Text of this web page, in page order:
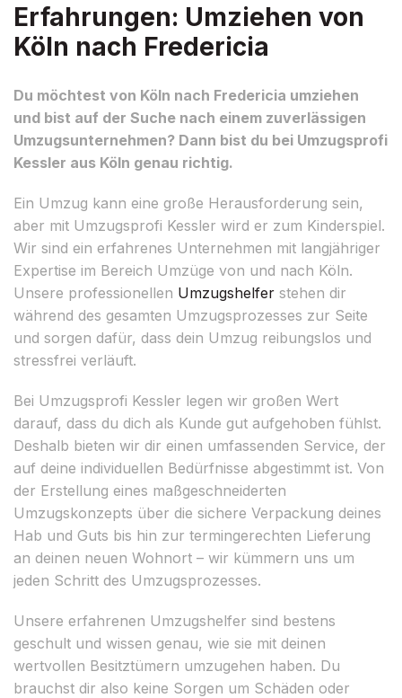
Erfahrungen: Umziehen von
Köln nach Fredericia
Du möchtest von Köln nach Fredericia umziehen
und bist auf der Suche nach einem zuverlässigen
Umzugsunternehmen? Dann bist du bei Umzugsprofi
Kessler aus Köln genau richtig.
Ein Umzug kann eine große Herausforderung sein,
aber mit Umzugsprofi Kessler wird er zum Kinderspiel.
Wir sind ein erfahrenes Unternehmen mit langjähriger
Expertise im Bereich Umzüge von und nach Köln.
Unsere professionellen Umzugshelfer stehen dir
während des gesamten Umzugsprozesses zur Seite
und sorgen dafür, dass dein Umzug reibungslos und
stressfrei verläuft.
Bei Umzugsprofi Kessler legen wir großen Wert
darauf, dass du dich als Kunde gut aufgehoben fühlst.
Deshalb bieten wir dir einen umfassenden Service, der
auf deine individuellen Bedürfnisse abgestimmt ist. Von
der Erstellung eines maßgeschneiderten
Umzugskonzepts über die sichere Verpackung deines
Hab und Guts bis hin zur termingerechten Lieferung
an deinen neuen Wohnort – wir kümmern uns um
jeden Schritt des Umzugsprozesses.
Unsere erfahrenen Umzugshelfer sind bestens
geschult und wissen genau, wie sie mit deinen
wertvollen Besitztümern umzugehen haben. Du
brauchst dir also keine Sorgen um Schäden oder